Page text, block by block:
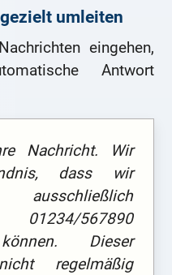
umleiten
eingehen,
Antwort
Nachricht. Wir
dass wir
ausschließlich
567890
Dieser
regelmäßig